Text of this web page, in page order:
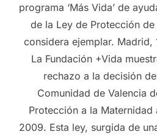
programa ‘Más Vida’ de
de la Ley de Protección
considera ejemplar. Madrid,
La Fundación +Vida
rechazo a la decisión
Comunidad de Valencia
Protección a la Maternidad
2009. Esta ley, surgida de